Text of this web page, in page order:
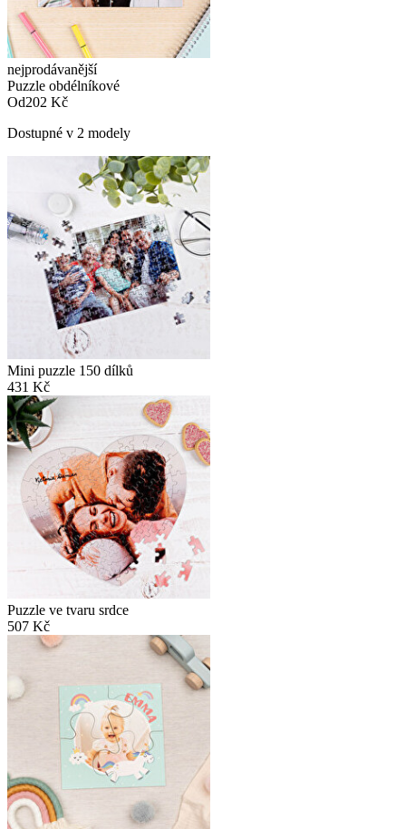
nejprodávanější
Puzzle obdélníkové
Od202 Kč
Dostupné v 2 modely
Mini puzzle 150 dílků
431 Kč
Puzzle ve tvaru srdce
507 Kč